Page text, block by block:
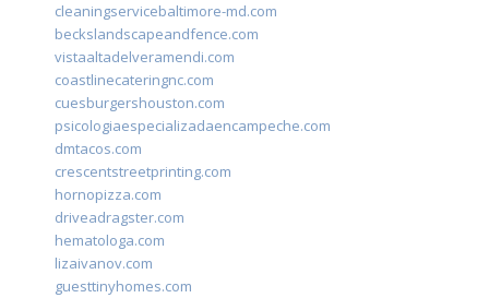
cleaningservicebaltimore-md.com
beckslandscapeandfence.com
vistaaltadelveramendi.com
coastlinecateringnc.com
cuesburgershouston.com
psicologiaespecializadaencampeche.com
dmtacos.com
crescentstreetprinting.com
hornopizza.com
driveadragster.com
hematologa.com
lizaivanov.com
guesttinyhomes.com